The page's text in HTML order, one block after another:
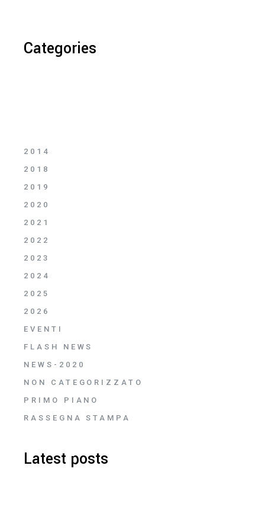
Categories
2014
2018
2019
2020
2021
2022
2023
2024
2025
2026
EVENTI
FLASH NEWS
NEWS-2020
NON CATEGORIZZATO
PRIMO PIANO
RASSEGNA STAMPA
Latest posts